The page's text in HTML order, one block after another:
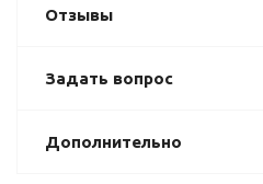
Отзывы
Задать вопрос
Дополнительно